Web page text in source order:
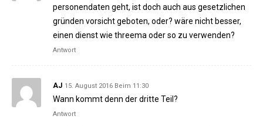
personendaten geht, ist doch auch aus gesetzlichen
gründen vorsicht geboten, oder? wäre nicht besser,
einen dienst wie threema oder so zu verwenden?
Antwort
AJ 15. August 2016 Beim 11:30
Wann kommt denn der dritte Teil?
Antwort